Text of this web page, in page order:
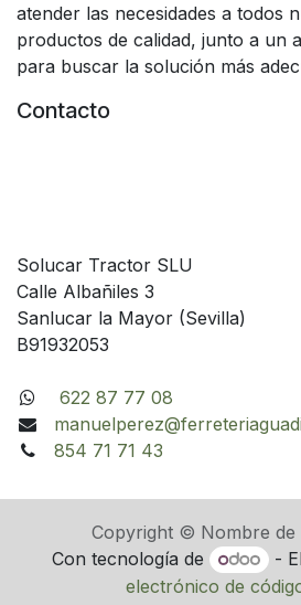
atender las necesidades a todos
productos de calidad, junto a un
para buscar la solución más
Contacto
Solucar Tractor SLU
Calle Albañiles 3
Sanlucar la Mayor (Sevilla)
B91932053
622 87 77 08
854 71 71 43
Copyright © Nombre de
Con tecnología de
-
electrónico de